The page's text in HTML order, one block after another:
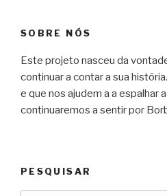
SOBRE NÓS
Este projeto nasceu da
continuar a contar a sua
e que nos ajudem a a espalhar
continuaremos a sentir por
PESQUISAR